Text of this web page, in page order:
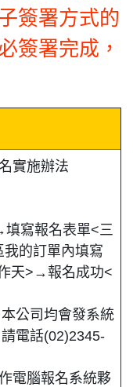
簽署方式的
簽署完成，
實施辦法
寫報名表單<三
的訂單內填寫
天>→報名成功<
公司均會發系統
電話(02)2345-
電腦報名系統夥